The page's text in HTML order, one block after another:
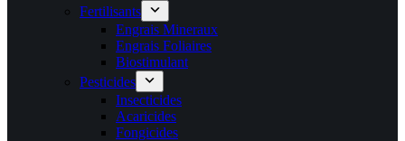
Fertilisants
Engrais Mineraux
Engrais Foliaires
Biostimulant
Pesticides
Insecticides
Acaricides
Fongicides